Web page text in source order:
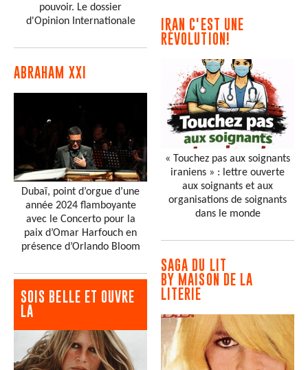
pouvoir. Le dossier
d'Opinion Internationale
ABRAHAM XXI
Dubaï, point d’orgue d’une
année 2024 flamboyante
avec le Concerto pour la
paix d’Omar Harfouch en
présence d’Orlando Bloom
SOIS BELLE ET OUVRE
LA
IRAN C'EST UNE
RÉVOLUTION!
« Touchez pas aux soignants
iraniens » : lettre ouverte
aux soignants et aux
organisations de soignants
dans le monde
SAGA DU LIT
BY MAISON DE LA
LITERIE